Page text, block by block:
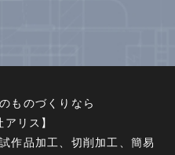
ものづくりなら
アリス】
作品加工、切削加工、簡易